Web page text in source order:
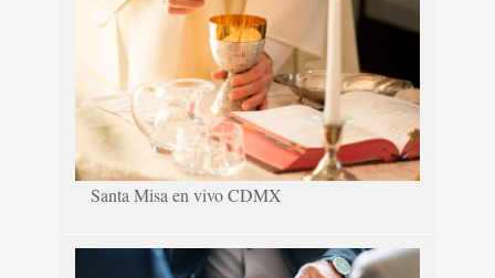
Santa Misa en vivo CDMX